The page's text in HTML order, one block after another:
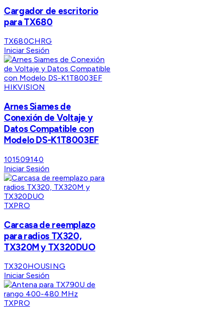
Cargador de escritorio
para TX680
TX680CHRG
Iniciar Sesión
HIKVISION
Arnes Siames de
Conexión de Voltaje y
Datos Compatible con
Modelo DS-K1T8003EF
101509140
Iniciar Sesión
TXPRO
Carcasa de reemplazo
para radios TX320,
TX320M y TX320DUO
TX320HOUSING
Iniciar Sesión
TXPRO